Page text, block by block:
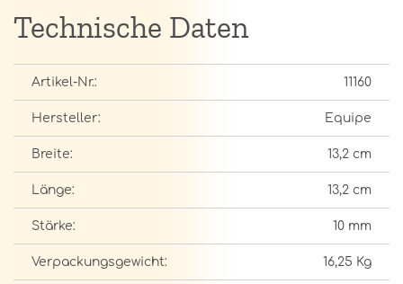
Technische Daten
Artikel-Nr.: 11160
Hersteller: Equipe
Breite: 13,2 cm
Länge: 13,2 cm
Stärke: 10 mm
Verpackungsgewicht: 16,25 Kg